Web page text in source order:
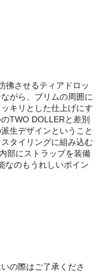
彿させるティアドロッ
がら、ブリムの周囲に
キリとした仕上げにす
TWO DOLLERと差別
生デザインということ
タイリングに組み込む
部にストラップを装備
なのもうれしいポイン
の際はご了承くださ